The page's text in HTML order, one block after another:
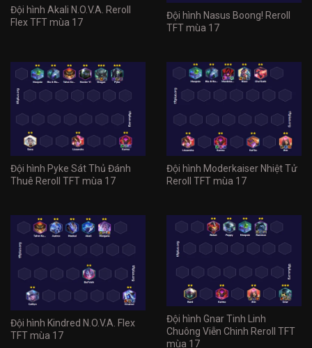
Đội hình Akali N.O.V.A. Reroll
Flex TFT mùa 17
Đội hình Nasus Boong! Reroll
TFT mùa 17
Đội hình Pyke Sát Thủ Đánh
Thuê Reroll TFT mùa 17
Đội hình Moderkaiser Nhiệt Tử
Reroll TFT mùa 17
Đội hình Kindred N.O.V.A. Flex
TFT mùa 17
Đội hình Gnar Tinh Linh
Chuông Viễn Chinh Reroll TFT
mùa 17